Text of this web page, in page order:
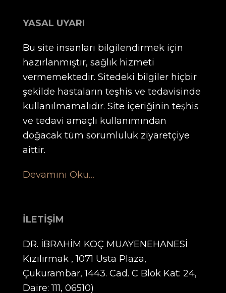
YASAL UYARI
Bu site insanları bilgilendirmek için
hazırlanmıştır, sağlık hizmeti
vermemektedir. Sitedeki bilgiler hiçbir
şekilde hastaların teşhis ve tedavisinde
kullanılmamalıdır. Site içeriğinin teşhis
ve tedavi amaçlı kullanımından
doğacak tüm sorumluluk ziyaretçiye
aittir.
Devamını Oku…
İLETİŞİM
DR. İBRAHİM KOÇ MUAYENEHANESİ
Kızılırmak , 1071 Usta Plaza,
Çukurambar, 1443. Cad. C Blok Kat: 24,
Daire: 111, 06510)